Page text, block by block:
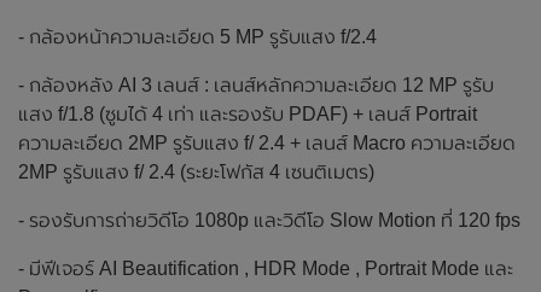
- กล้องหน้าความละเอียด 5 MP รูรับแสง f/2.4
- กล้องหลัง AI 3 เลนส์ : เลนส์หลักความละเอียด 12 MP รูรับ
แสง f/1.8 (ซูมได้ 4 เท่า และรองรับ PDAF) + เลนส์ Portrait
ความละเอียด 2MP รูรับแสง f/ 2.4 + เลนส์ Macro ความละเอียด
2MP รูรับแสง f/ 2.4 (ระยะโฟกัส 4 เซนติเมตร)
- รองรับการถ่ายวิดีโอ 1080p และวิดีโอ Slow Motion ที่ 120 fps
- มีฟีเจอร์ AI Beautification , HDR Mode , Portrait Mode และ